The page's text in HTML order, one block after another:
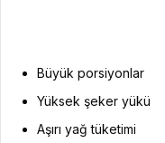
Büyük porsiyonlar
Yüksek şeker yükü
Aşırı yağ tüketimi